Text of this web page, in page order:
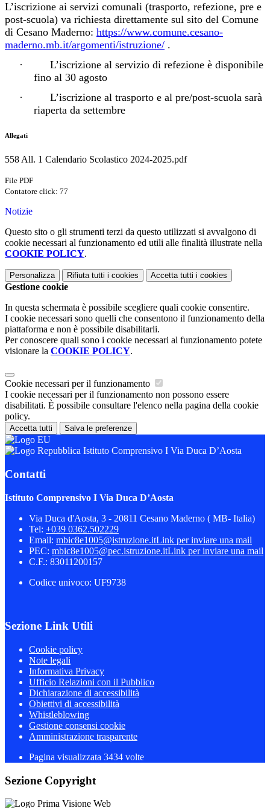
L’iscrizione ai servizi comunali (trasporto, refezione, pre e
post-scuola) va richiesta direttamente sul sito del Comune
di Cesano Maderno: https://www.comune.cesano-
maderno.mb.it/argomenti/istruzione/ .
·
L’iscrizione al servizio di refezione è disponibile
fino al 30 agosto
·
L’iscrizione al trasporto e al pre/post-scuola sarà
riaperta da settembre
Allegati
558 All. 1 Calendario Scolastico 2024-2025.pdf
File PDF
Contatore click: 77
Notizie
Questo sito o gli strumenti terzi da questo utilizzati si avvalgono di
cookie necessari al funzionamento ed utili alle finalità illustrate nella
COOKIE POLICY.
Personalizza Rifiuta tutti i cookies Accetta tutti i cookies
Gestione cookie
In questa schermata è possibile scegliere quali cookie consentire.
I cookie necessari sono quelli che consentono il funzionamento della
piattaforma e non è possibile disabilitarli.
Per conoscere quali sono i cookie necessari al funzionamento potete
visionare la COOKIE POLICY.
Cookie necessari per il funzionamento
I cookie necessari per il funzionamento non possono essere
disabilitati. È possibile consultare l'elenco nella pagina della cookie
policy.
Accetta tutti Salva le preferenze
Istituto Comprensivo I Via Duca D’Aosta
Contatti
Istituto Comprensivo I Via Duca D’Aosta
Via Duca d'Aosta, 3 - 20811 Cesano Maderno ( MB- Italia)
Tel: +039 0362.502229
Email: mbic8e1005@istruzione.itLink per inviare una mail
PEC: mbic8e1005@pec.istruzione.itLink per inviare una mail
C.F.: 83011200157
Codice univoco: UF9738
Sezione Link Utili
Cookie policy
Note legali
Informativa Privacy
Ufficio Relazioni con il Pubblico
Dichiarazione di accessibilità
Obiettivi di accessibilità
Whistleblowing
Gestione consensi cookie
Amministrazione trasparente
Pagina visualizzata 3434 volte
Sezione Copyright